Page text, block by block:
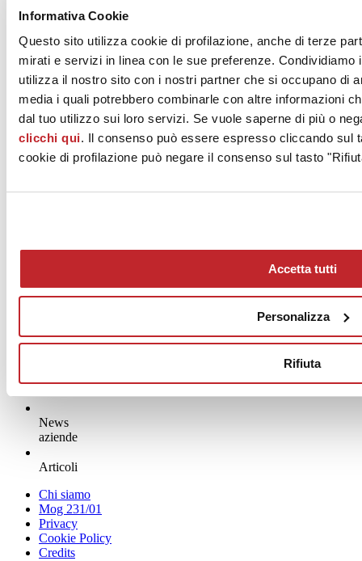
Informativa Cookie
Questo sito utilizza cookie di profilazione, anche di terze
mirati e servizi in linea con le sue preferenze.
utilizza il nostro sito con i nostri partner che si occupano di
media i quali potrebbero combinarle con altre informazioni
dal tuo utilizzo sui loro servizi. Se vuole saperne di più o
clicchi qui. Il consenso può essere espresso cliccando sul
cookie di profilazione può negare il consenso sul tasto
Accetta tutti
Personalizza
Rifiuta
Privati
Rivenditori
La Ceramica Italiana ottimizza
la Supply Chain in ottica
rendere minimo l’impatto ambientale del ciclo di vita del prodotto.
Leggi tutto >
News
aziende
Articoli
Chi siamo
Mog 231/01
Privacy
Cookie Policy
Credits